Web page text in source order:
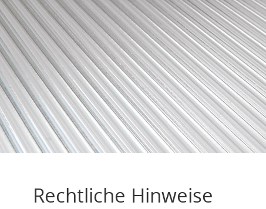
Rechtliche Hinweise